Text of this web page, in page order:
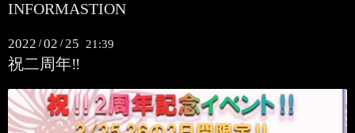
INFORMASTION
2022 /02 /25 21:39
祝二周年‼